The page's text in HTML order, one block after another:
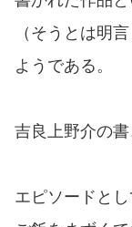
（そうとは明
ようである。
吉良上野介の書
エピソードと